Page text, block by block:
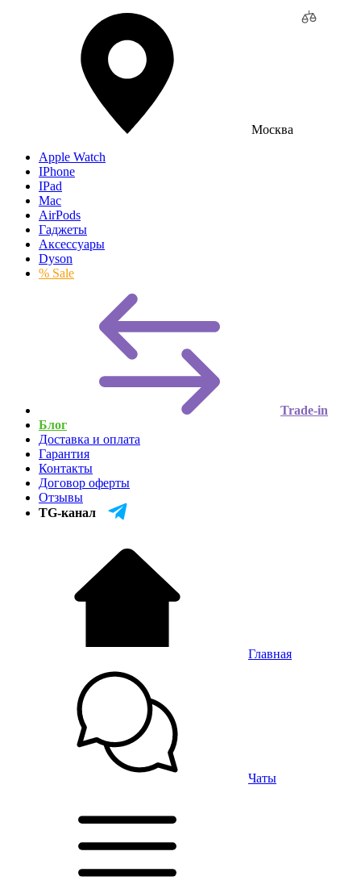
Москва
Apple Watch
IPhone
IPad
Mac
AirPods
Гаджеты
Аксессуары
Dyson
% Sale
Trade-in
Блог
Доставка и оплата
Гарантия
Контакты
Договор оферты
Отзывы
TG-канал
Главная
Чаты